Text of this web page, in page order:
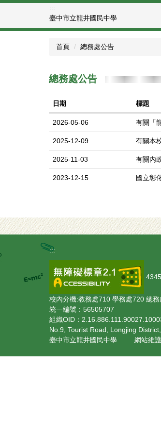
主
:::
臺中市立龍井國民中學
首頁 總務處公告
總務處公告
日期 標題
2026-05-06 有關「
2025-12-09 有關本
2025-11-03 有關內
2023-12-15 國立彰
:::
校內分機:教務處710 學務處720 總
統一編號：56505707
組織OID：
No.9, Tourist Road, Longjing
臺中市立龍井國民中學 網站維護